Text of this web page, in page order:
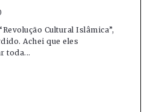
Cultural Islâmica”,
Achei que eles
toda...